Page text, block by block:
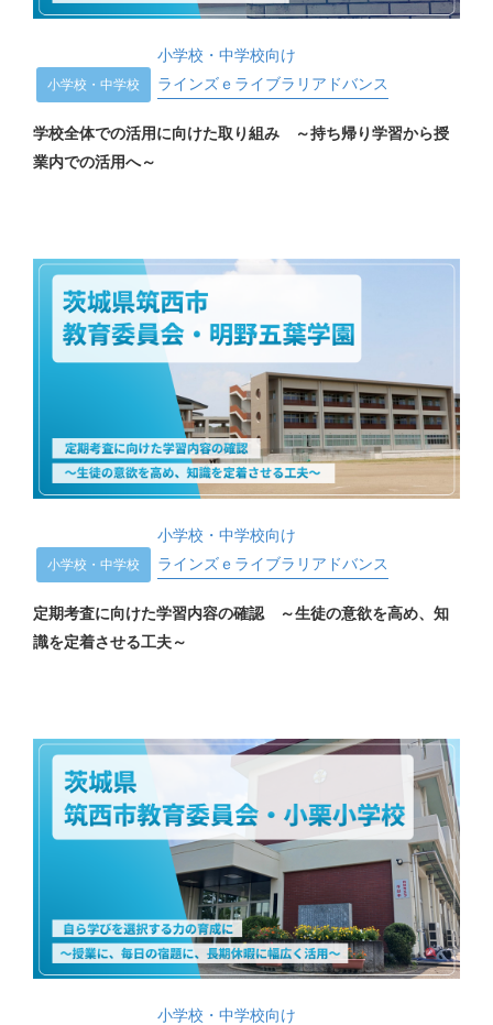
小学校・中学校
小学校・中学校向け
ラインズｅライブラリアドバンス
学校全体での活用に向けた取り組み ～持ち帰り学習から授
業内での活用へ～
小学校・中学校
小学校・中学校向け
ラインズｅライブラリアドバンス
定期考査に向けた学習内容の確認 ～生徒の意欲を高め、知
識を定着させる工夫～
小学校・中学校向け